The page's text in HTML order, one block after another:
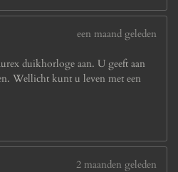
een maand geleden
duikhorloge aan. U geeft aan
Wellicht kunt u leven met een
2 maanden geleden